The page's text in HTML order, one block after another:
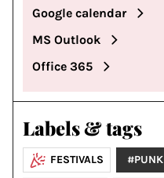
Google calendar
MS Outlook
Office 365
Labels & tags
FESTIVALS #PUNK